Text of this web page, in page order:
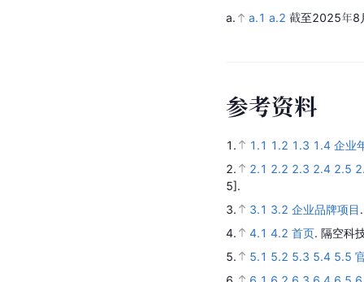
a. a.1 a.2 截至2025年8
参考资料
1. 1.1 1.2 1.3 1.4 企业
2.
2.1 2.2 2.3 2.4 2.5
5].
3.
3.1 3.2 企业品牌项目
4.
4.1 4.2 首页. 隔空科
5.
5.1 5.2 5.3 5.4 5.5